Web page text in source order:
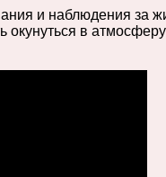
и наблюдения за
окунуться в